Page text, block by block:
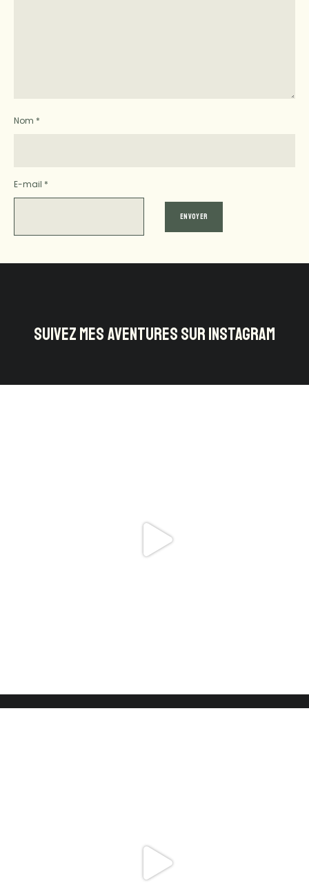
Nom *
E-mail *
SUIVEZ MES AVENTURES SUR INSTAGRAM